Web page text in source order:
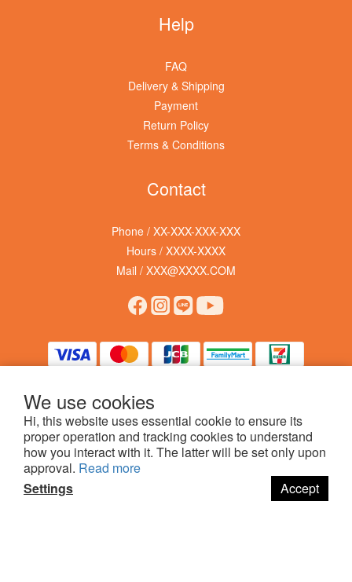
We use cookies
Hi, this website uses essential cookie to ensure its
proper operation and tracking cookies to understand
how you interact with it. The latter will be set only upon
approval. Read more
Settings
Accept
Help
FAQ
Delivery & Shipping
Payment
Return Policy
Terms & Conditions
Contact
Phone / XX-XXX-XXX-XXX
Hours / XXXX-XXXX
Mail / XXX@XXXX.COM
$ TWD English